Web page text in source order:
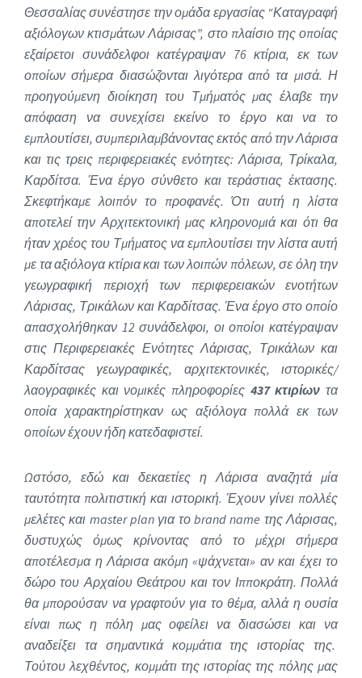
Θεσσαλίας συνέστησε την ομάδα εργασίας “Καταγραφή
αξιόλογων κτισμάτων Λάρισας”, στο πλαίσιο της οποίας
εξαίρετοι συνάδελφοι κατέγραψαν 76 κτίρια, εκ των
οποίων σήμερα διασώζονται λιγότερα από τα μισά. Η
προηγούμενη διοίκηση του Τμήματός μας έλαβε την
απόφαση να συνεχίσει εκείνο το έργο και να το
εμπλουτίσει, συμπεριλαμβάνοντας εκτός από την Λάρισα
και τις τρεις περιφερειακές ενότητες: Λάρισα, Τρίκαλα,
Καρδίτσα. Ένα έργο σύνθετο και τεράστιας έκτασης.
Σκεφτήκαμε λοιπόν το προφανές. Ότι αυτή η λίστα
αποτελεί την Αρχιτεκτονική μας κληρονομιά και ότι θα
ήταν χρέος του Τμήματος να εμπλουτίσει την λίστα αυτή
με τα αξιόλογα κτίρια και των λοιπών πόλεων, σε όλη την
γεωγραφική περιοχή των περιφερειακών ενοτήτων
Λάρισας, Τρικάλων και Καρδίτσας. Ένα έργο στο οποίο
απασχολήθηκαν 12 συνάδελφοι, οι οποίοι κατέγραψαν
στις Περιφερειακές Ενότητες Λάρισας, Τρικάλων και
Καρδίτσας γεωγραφικές, αρχιτεκτονικές, ιστορικές/
λαογραφικές και νομικές πληροφορίες 437 κτιρίων τα
οποία χαρακτηρίστηκαν ως αξιόλογα πολλά εκ των
οποίων έχουν ήδη κατεδαφιστεί.
Ωστόσο, εδώ και δεκαετίες η Λάρισα αναζητά μία
ταυτότητα πολιτιστική και ιστορική. Έχουν γίνει πολλές
μελέτες και master plan για το brand name της Λάρισας,
δυστυχώς όμως κρίνοντας από το μέχρι σήμερα
αποτέλεσμα η Λάρισα ακόμη «ψάχνεται» αν και έχει το
δώρο του Αρχαίου Θεάτρου και τον Ιπποκράτη. Πολλά
θα μπορούσαν να γραφτούν για το θέμα, αλλά η ουσία
είναι πως η πόλη μας οφείλει να διασώσει και να
αναδείξει τα σημαντικά κομμάτια της ιστορίας της.
Τούτου λεχθέντος, κομμάτι της ιστορίας της πόλης μας